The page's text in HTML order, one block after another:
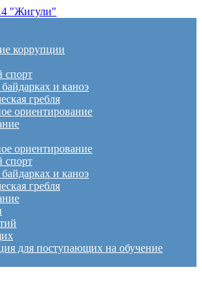
№14
коррупции
спорт
и каноэ
гребля
ориентирование
ориентирование
спорт
и каноэ
гребля
для поступающих на обучение